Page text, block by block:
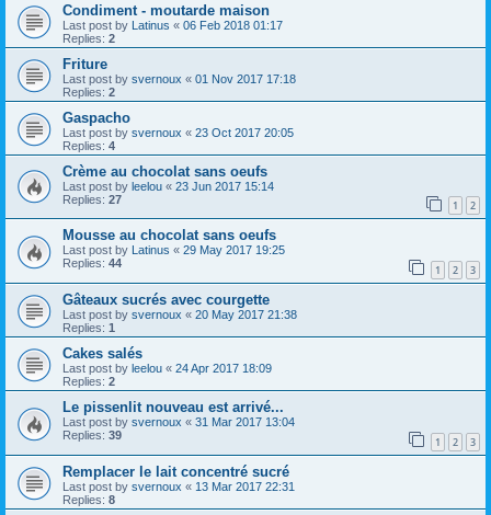
Condiment - moutarde maison
Last post by Latinus « 06 Feb 2018 01:17
Replies: 2
Friture
Last post by svernoux « 01 Nov 2017 17:18
Replies: 2
Gaspacho
Last post by svernoux « 23 Oct 2017 20:05
Replies: 4
Crème au chocolat sans oeufs
Last post by leelou « 23 Jun 2017 15:14
Replies: 27 1 2
Mousse au chocolat sans oeufs
Last post by Latinus « 29 May 2017 19:25
Replies: 44 1 2 3
Gâteaux sucrés avec courgette
Last post by svernoux « 20 May 2017 21:38
Replies: 1
Cakes salés
Last post by leelou « 24 Apr 2017 18:09
Replies: 2
Le pissenlit nouveau est arrivé...
Last post by svernoux « 31 Mar 2017 13:04
Replies: 39 1 2 3
Remplacer le lait concentré sucré
Last post by svernoux « 13 Mar 2017 22:31
Replies: 8